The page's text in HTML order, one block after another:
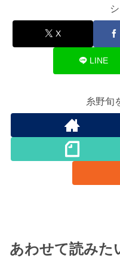
X
LINE
糸野旬
あわせて読みた